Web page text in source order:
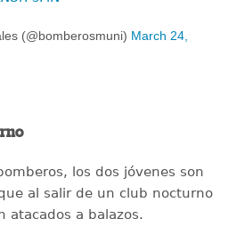
(@bomberosmuni) March 24,
los dos jóvenes son
al salir de un club nocturno
atacados a balazos.